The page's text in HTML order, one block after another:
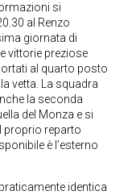
si
al Renzo
giornata di
vittorie preziose
al quarto posto
vetta. La squadra
la seconda
del Monza e si
proprio reparto
è l’esterno
identica